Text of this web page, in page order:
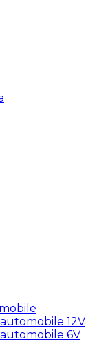
12V
6V